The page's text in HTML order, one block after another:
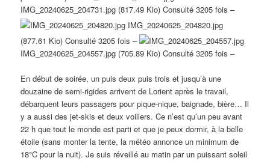
IMG_20240625_204731.jpg (817.49 Kio) Consulté 3205 fois –
IMG_20240625_204820.jpg
(877.61 Kio) Consulté 3205 fois –
IMG_20240625_204557.jpg (705.89 Kio) Consulté 3205 fois –
En début de soirée, un puis deux puis trois et jusqu’à une
douzaine de semi-rigides arrivent de Lorient après le travail,
débarquent leurs passagers pour pique-nique, baignade, bière… Il
y a aussi des jet-skis et deux voiliers. Ce n’est qu’un peu avant
22 h que tout le monde est parti et que je peux dormir, à la belle
étoile (sans monter la tente, la météo annonce un minimum de
18°C pour la nuit). Je suis réveillé au matin par un puissant soleil